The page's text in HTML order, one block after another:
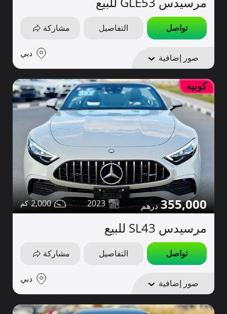
تواصل التفاصيل مشاركة
صور إضافية دبي
كوبيه
355,000
2023
2,000
مرسيدس SL43 للبيع
تواصل التفاصيل مشاركة
صور إضافية دبي